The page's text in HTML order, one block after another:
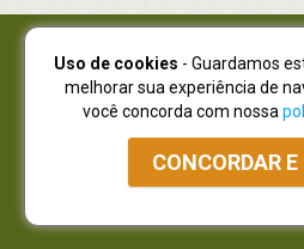
Juruá Editora Ltda., CNPJ
Juruá Informática Ltda.,
NOVO ENDEREÇO:R. Flávio
Curitiba - Paraná -
Atendimento: (41) 4009-3900|
Atendimento via
Uso de cookies - Guardamos
melhorar sua experiência de
você concorda com nossa
CONCORDAR